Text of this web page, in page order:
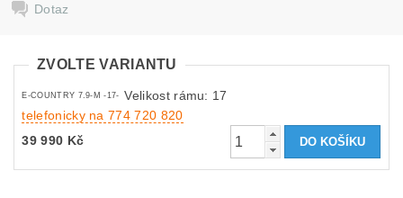
Dotaz
ZVOLTE VARIANTU
E-COUNTRY 7.9-M -17-
Velikost rámu: 17
telefonicky na 774 720 820
39 990 Kč